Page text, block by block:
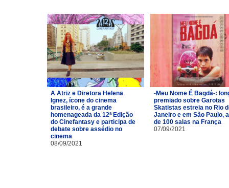
A Atriz e Diretora Helena
Ignez, ícone do cinema
brasileiro, é a grande
homenageada da 12ª Edição
do Cinefantasy e participa de
debate sobre assédio no
cinema
08/09/2021
-Meu Nome É Bagdá-:
premiado sobre Garotas
Skatistas estreia no Rio
Janeiro e em São Paulo,
de 100 salas na França
07/09/2021